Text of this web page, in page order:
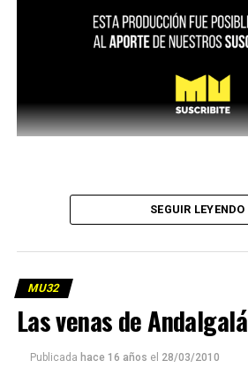
SEGUIR LEYENDO
MU32
Las venas de Andalgalá
Publicada hace 16 años el 28/03/2010